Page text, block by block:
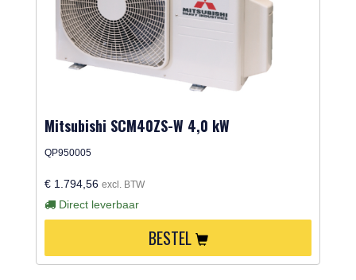
Mitsubishi SCM40ZS-W 4,0 kW
QP950005
€ 1.794,56 excl. BTW
Direct leverbaar
BESTEL